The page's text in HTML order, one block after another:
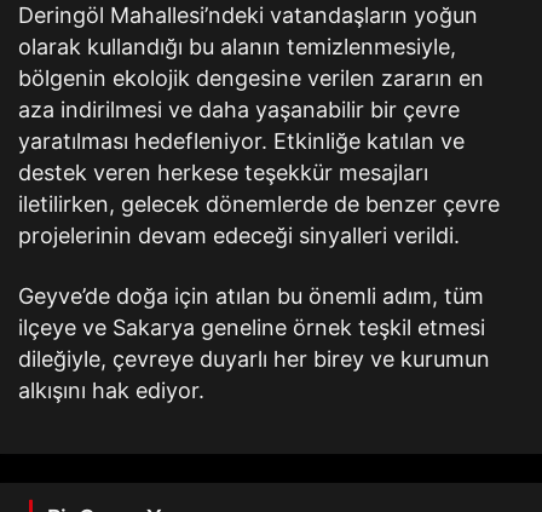
Deringöl Mahallesi’ndeki vatandaşların yoğun
olarak kullandığı bu alanın temizlenmesiyle,
bölgenin ekolojik dengesine verilen zararın en
aza indirilmesi ve daha yaşanabilir bir çevre
yaratılması hedefleniyor. Etkinliğe katılan ve
destek veren herkese teşekkür mesajları
iletilirken, gelecek dönemlerde de benzer çevre
projelerinin devam edeceği sinyalleri verildi.
Geyve’de doğa için atılan bu önemli adım, tüm
ilçeye ve Sakarya geneline örnek teşkil etmesi
dileğiyle, çevreye duyarlı her birey ve kurumun
alkışını hak ediyor.